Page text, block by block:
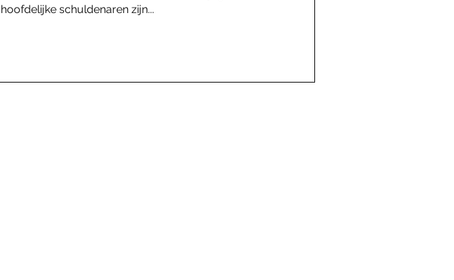
hoofdelijke schuldenaren zijn...